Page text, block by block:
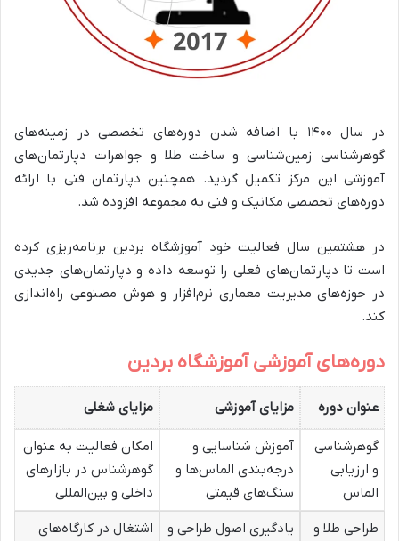
در سال ۱۴۰۰ با اضافه شدن دوره‌های تخصصی در زمینه‌های
گوهرشناسی زمین‌شناسی و ساخت طلا و جواهرات دپارتمان‌های
آموزشی این مرکز تکمیل گردید. همچنین دپارتمان فنی با ارائه
دوره‌های تخصصی مکانیک و فنی به مجموعه افزوده شد.
در هشتمین سال فعالیت خود آموزشگاه بردین برنامه‌ریزی کرده
است تا دپارتمان‌های فعلی را توسعه داده و دپارتمان‌های جدیدی
در حوزه‌های مدیریت معماری نرم‌افزار و هوش مصنوعی راه‌اندازی
کند.
دوره‌های آموزشی آموزشگاه بردین
عنوان دوره مزایای آموزشی مزایای شغلی
گوهرشناسی
و ارزیابی
الماس
آموزش شناسایی و
درجه‌بندی الماس‌ها و
سنگ‌های قیمتی
امکان فعالیت به عنوان
گوهرشناس در بازارهای
داخلی و بین‌المللی
طراحی طلا و
یادگیری اصول طراحی و
اشتغال در کارگاه‌های